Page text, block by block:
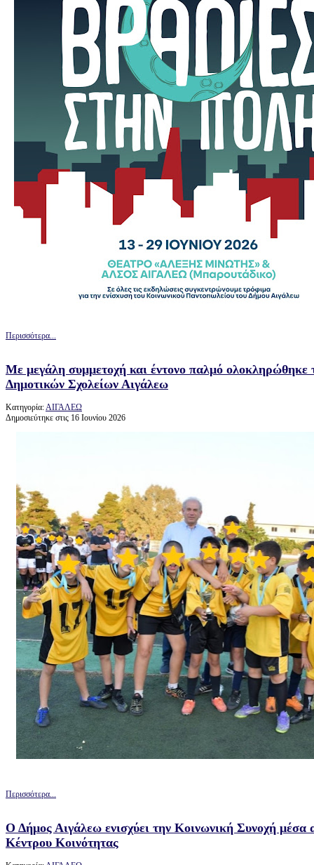
Περισσότερα...
Με μεγάλη συμμετοχή και έντονο παλμό
Δημοτικών Σχολείων Αιγάλεω
Κατηγορία:ΑΙΓΑΛΕΩ
Δημοσιεύτηκε στις 16 Ιουνίου 2026
Περισσότερα...
Ο Δήμος Αιγάλεω ενισχύει την Κοινωνική Συνοχή μέσα
Κέντρου Κοινότητας